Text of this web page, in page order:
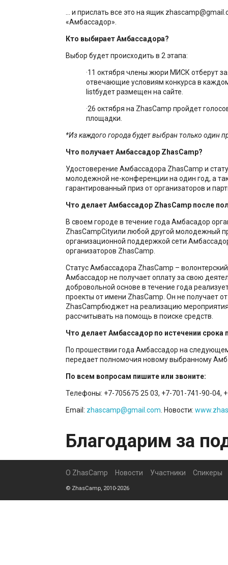
… и прислать все это на ящик
«Амбассадор».
Кто выбирает Амбассадора?
Выбор будет происходить в 2 этапа:
·11 октября члены жюри МИСК отберут
отвечающие условиям конкурса в
listбудет размещен на сайте.
·26 октября на ZhasCamp пройдет
площадки.
*Из каждого города будет выбран только один
Что получает Амбассадор ZhasCamp?
Удостоверение Амбассадора ZhasCamp и
молодежной не-конференции на один год, а
гарантированный приз от организаторов и
Что делает Амбассадор ZhasCampпосле
В своем городе в течение года Амбасадор
ZhasCampCityили любой другой молодежный
организационной поддержкой сети
организаторов ZhasCamp.
Статус Амбассадора ZhasCamp –
Амбассадор не получает оплату за свою
добровольной основе в течение года
проекты от имени ZhasCamp. Он не получает
ZhasCampбюджет на реализацию
рассчитывать на помощь в поиске средств.
Что делает Амбассадор по истечении срока
По прошествии года Амбассадор на
передает полномочия новому выбранному
По всем вопросам пишите или звоните:
Телефоны: +7-705675 25 03, +7-701-741-90-04,
Email: zhascamp@gmail.com . Новости:
Благодарим за
О ZhasCamp Новости Участники Спикеры
© ZhasCamp, 2010-2026